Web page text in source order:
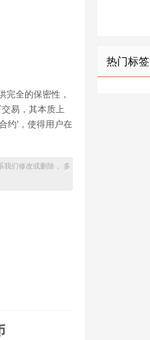
完全的保密性，
易，其本质上
约’，使得用户在
我们修改或删除， 多
热门标签